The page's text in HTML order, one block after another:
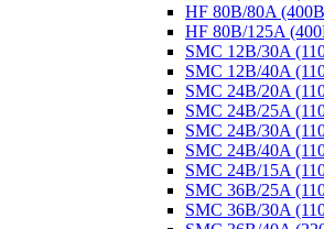
HF 80B/80A
HF 80B/125A
SMC 12B/30A
SMC 12B/40A
SMC 24B/20A
SMC 24B/25A
SMC 24B/30A
SMC 24B/40A
SMC 24B/15A
SMC 36B/25A
SMC 36B/30A